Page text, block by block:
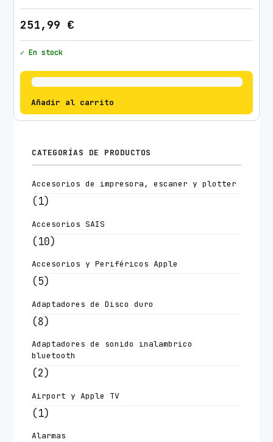
251,99 €
✓ En stock
Añadir al carrito
CATEGORÍAS DE PRODUCTOS
Accesorios de impresora, escaner y plotter
(1)
Accesorios SAIS
(10)
Accesorios y Periféricos Apple
(5)
Adaptadores de Disco duro
(8)
Adaptadores de sonido inalambrico
bluetooth
(2)
Airport y Apple TV
(1)
Alarmas